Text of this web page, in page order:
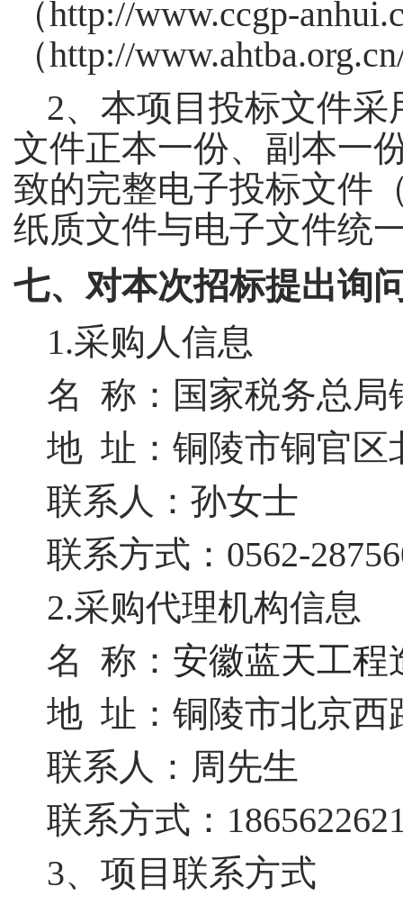
（http://www.ccgp-
（http://
2、本项目投标文件
文件正本一份、副本一
致的完整电子投标文件
纸质文件与电子文件统
七、对本次招标提出询
1.采购人信息
名 称：国家税务总局
地 址：铜陵市铜官区
联系人：孙女士
联系方式： 0562-
2.采购代理机构信息
名 称： 安徽蓝天工程
地 址：铜陵市北京西
联系人：周先生
联系方式：
3、项目联系方式